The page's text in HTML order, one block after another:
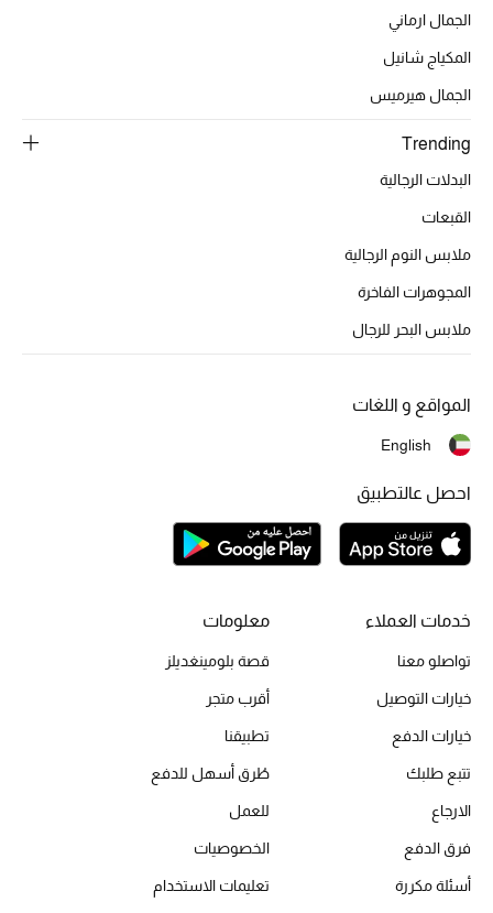
تسوقوا الحقائب
الموسم الجديد
أحذية النسائية
تشكيلة الأحذية
أبرز المصممين
تسوقوا الأحذية
جميع مستحضرات الجمال
الجديد في عالم الجمال
العطور
الجمال ارماني
المكياج شانيل
الجمال هيرميس
Trending
البدلات الرجالية
القبعات
ملابس النوم الرجالية
المجوهرات الفاخرة
ملابس البحر للرجال
خدمات العملاء
تواصلو معنا
خيارات التوصيل
خيارات الدفع
تتبع طلبك
الارجاع
فرق الدفع
أسئلة مكررة
معلومات
قصة بلومينغديلز
أقرب متجر
تطبيقنا
طُرق أسهل للدفع
للعمل
الخصوصيات
تعليمات الاستخدام
المواقع و اللغات
English
احصل عالتطبيق